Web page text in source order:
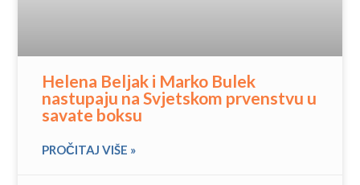
Helena Beljak i Marko Bulek
nastupaju na Svjetskom prvenstvu u
savate boksu
PROČITAJ VIŠE »